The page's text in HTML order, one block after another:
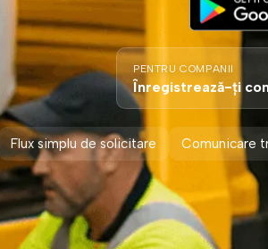
PENTRU COMPANII
Înregistrează-ți
Flux simplu de solicitare Comunicare